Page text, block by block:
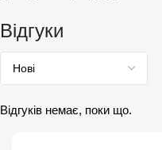
Відгуки
Відгуків немає, поки що.